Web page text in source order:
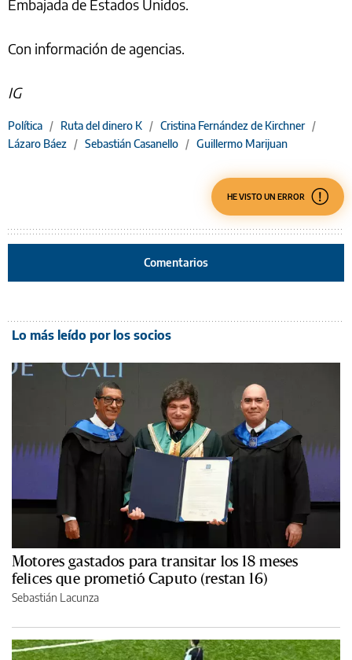
Embajada de Estados Unidos.
Con información de agencias.
IG
Política / Ruta del dinero K / Cristina Fernández de Kirchner /
Lázaro Báez / Sebastián Casanello / Guillermo Marijuan
HE VISTO UN ERROR
Comentarios
Lo más leído por los socios
Motores gastados para transitar los 18 meses
felices que prometió Caputo (restan 16)
Sebastián Lacunza